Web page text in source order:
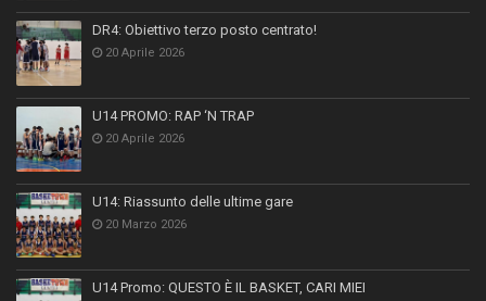
DR4: Obiettivo terzo posto centrato!
20 Aprile 2026
U14 PROMO: RAP ‘N TRAP
20 Aprile 2026
U14: Riassunto delle ultime gare
20 Marzo 2026
U14 Promo: QUESTO È IL BASKET, CARI MIEI